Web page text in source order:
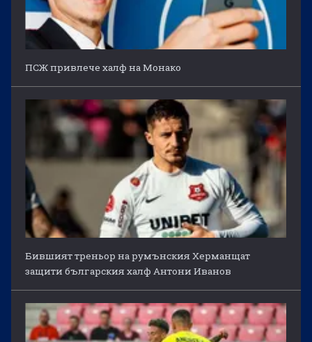
ПСЖ привлече халф на Монако
Бившият треньор на румънския Херманщат
защити българския халф Антони Иванов